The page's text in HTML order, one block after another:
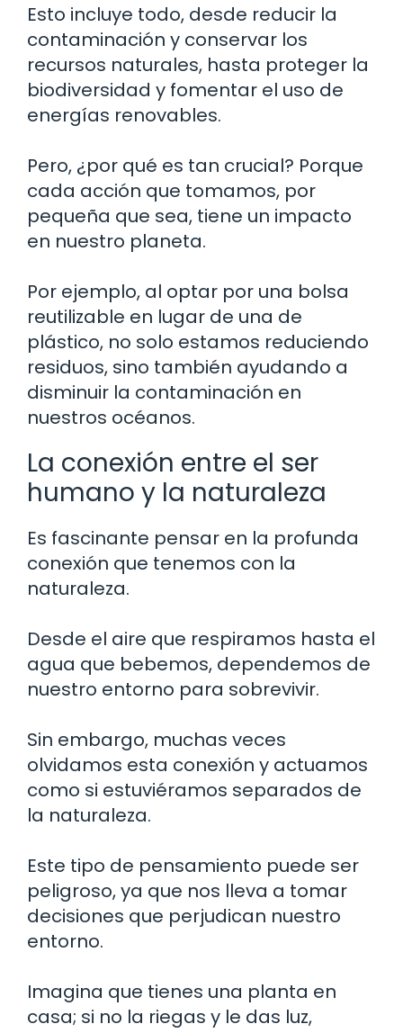
Esto incluye todo, desde reducir la
contaminación y conservar los
recursos naturales, hasta proteger la
biodiversidad y fomentar el uso de
energías renovables.
Pero, ¿por qué es tan crucial? Porque
cada acción que tomamos, por
pequeña que sea, tiene un impacto
en nuestro planeta.
Por ejemplo, al optar por una bolsa
reutilizable en lugar de una de
plástico, no solo estamos reduciendo
residuos, sino también ayudando a
disminuir la contaminación en
nuestros océanos.
La conexión entre el ser
humano y la naturaleza
Es fascinante pensar en la profunda
conexión que tenemos con la
naturaleza.
Desde el aire que respiramos hasta el
agua que bebemos, dependemos de
nuestro entorno para sobrevivir.
Sin embargo, muchas veces
olvidamos esta conexión y actuamos
como si estuviéramos separados de
la naturaleza.
Este tipo de pensamiento puede ser
peligroso, ya que nos lleva a tomar
decisiones que perjudican nuestro
entorno.
Imagina que tienes una planta en
casa; si no la riegas y le das luz,